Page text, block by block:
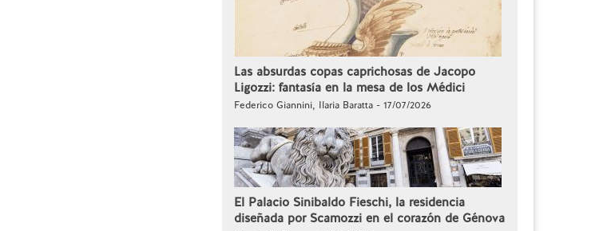
Las absurdas copas caprichosas de Jacopo
Ligozzi: fantasía en la mesa de los Médici
Federico Giannini, Ilaria Baratta - 17/07/2026
El Palacio Sinibaldo Fieschi, la residencia
diseñada por Scamozzi en el corazón de Génova